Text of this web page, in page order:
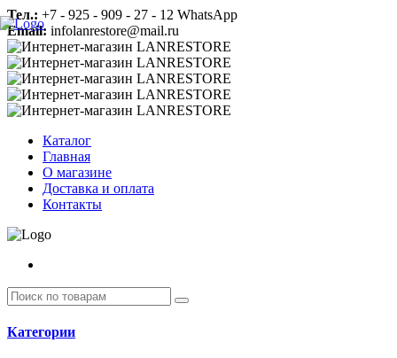
Тел.: +7 - 925 - 909 - 27 - 12 WhatsApp
Email: infolanrestore@mail.ru
Каталог
Главная
О магазине
Доставка и оплата
Контакты
Категории